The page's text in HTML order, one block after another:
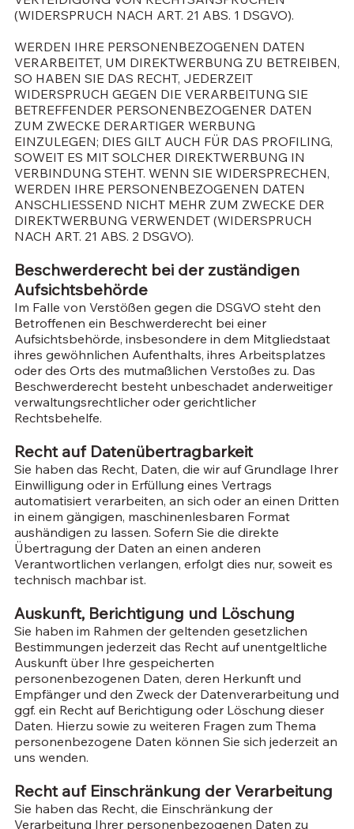
(WIDERSPRUCH NACH ART. 21 ABS. 1 DSGVO).
WERDEN IHRE PERSONENBEZOGENEN DATEN
VERARBEITET, UM DIREKTWERBUNG ZU BETREIBEN,
SO HABEN SIE DAS RECHT, JEDERZEIT
WIDERSPRUCH GEGEN DIE VERARBEITUNG SIE
BETREFFENDER PERSONENBEZOGENER DATEN
ZUM ZWECKE DERARTIGER WERBUNG
EINZULEGEN; DIES GILT AUCH FÜR DAS PROFILING,
SOWEIT ES MIT SOLCHER DIREKTWERBUNG IN
VERBINDUNG STEHT. WENN SIE WIDERSPRECHEN,
WERDEN IHRE PERSONENBEZOGENEN DATEN
ANSCHLIESSEND NICHT MEHR ZUM ZWECKE DER
DIREKTWERBUNG VERWENDET (WIDERSPRUCH
NACH ART. 21 ABS. 2 DSGVO).
Beschwerderecht bei der zuständigen
Aufsichtsbehörde
Im Falle von Verstößen gegen die DSGVO steht den
Betroffenen ein Beschwerderecht bei einer
Aufsichtsbehörde, insbesondere in dem Mitgliedstaat
ihres gewöhnlichen Aufenthalts, ihres Arbeitsplatzes
oder des Orts des mutmaßlichen Verstoßes zu. Das
Beschwerderecht besteht unbeschadet anderweitiger
verwaltungsrechtlicher oder gerichtlicher
Rechtsbehelfe.
Recht auf Datenübertragbarkeit
Sie haben das Recht, Daten, die wir auf Grundlage Ihrer
Einwilligung oder in Erfüllung eines Vertrags
automatisiert verarbeiten, an sich oder an einen Dritten
in einem gängigen, maschinenlesbaren Format
aushändigen zu lassen. Sofern Sie die direkte
Übertragung der Daten an einen anderen
Verantwortlichen verlangen, erfolgt dies nur, soweit es
technisch machbar ist.
Auskunft, Berichtigung und Löschung
Sie haben im Rahmen der geltenden gesetzlichen
Bestimmungen jederzeit das Recht auf unentgeltliche
Auskunft über Ihre gespeicherten
personenbezogenen Daten, deren Herkunft und
Empfänger und den Zweck der Datenverarbeitung und
ggf. ein Recht auf Berichtigung oder Löschung dieser
Daten. Hierzu sowie zu weiteren Fragen zum Thema
personenbezogene Daten können Sie sich jederzeit an
uns wenden.
Recht auf Einschränkung der Verarbeitung
Sie haben das Recht, die Einschränkung der
Verarbeitung Ihrer personenbezogenen Daten zu